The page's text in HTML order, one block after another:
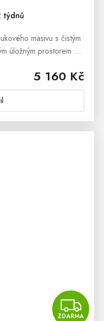
týdnů
5 160 Kč
masivu s čistým
úložným prostorem –
Snadno...
ZDARMA